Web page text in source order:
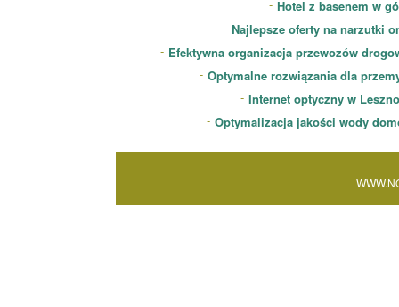
Hotel z basenem w
Najlepsze oferty na narzutki
Efektywna organizacja przewozów
Optymalne rozwiązania dla
Internet optyczny w
Optymalizacja jakości wody